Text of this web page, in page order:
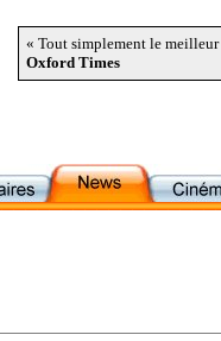
« Tout simplement le
Oxford Times